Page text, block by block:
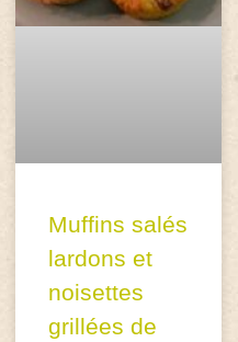
Muffins salés
lardons et
noisettes
grillées de